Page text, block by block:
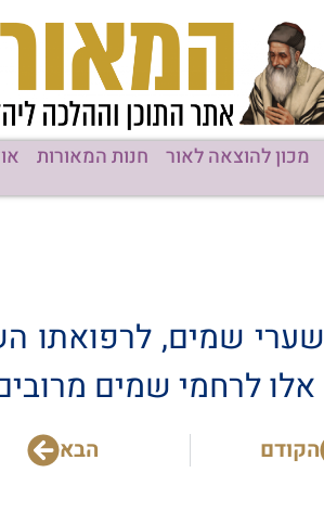
מכון להוצאה לאור חנות המאורות
שמים, לרפואתו
אלו לרחמי שמים
הקודם הבא